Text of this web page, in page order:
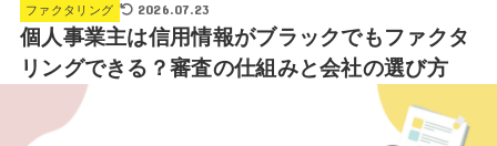
ファクタリング 2026.07.23
個人事業主は信用情報がブラックでもファクタ
リングできる？審査の仕組みと会社の選び方